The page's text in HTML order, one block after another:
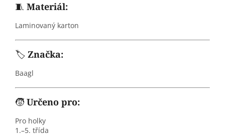
🧵 Materiál:
Laminovaný karton
🏷️ Značka:
Baagl
🧒 Určeno pro:
Pro holky
1.–5. třída